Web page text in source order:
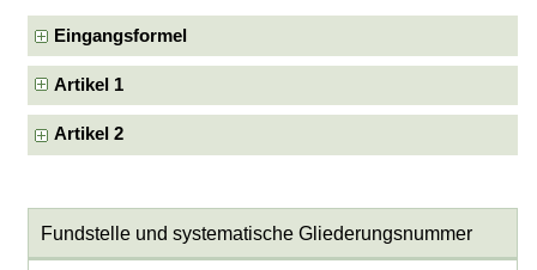
Eingangsformel
Artikel 1
Artikel 2
Fundstelle und systematische Gliederungsnummer